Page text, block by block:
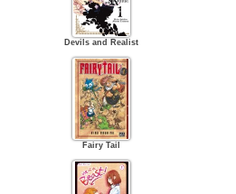
Devils and Realist
Fairy Tail